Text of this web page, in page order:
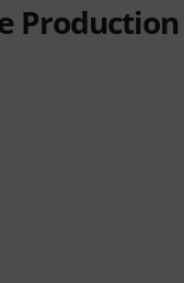
Production